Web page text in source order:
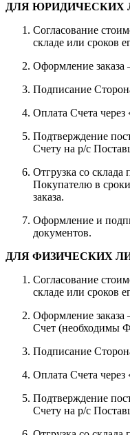
ДЛЯ ЮРИДИЧЕСКИХ
Согласование
складе или сроков
Оформление
Подписание
Оплата Счета через
Подтверждение
Счету на р/с
Отгрузка со склада
Покупателю в
заказа.
Оформление и
документов.
ДЛЯ ФИЗИЧЕСКИХ
Согласование
складе или сроков
Оформление
Счет (необходимы
Подписание
Оплата Счета
Подтверждение
Счету на р/с